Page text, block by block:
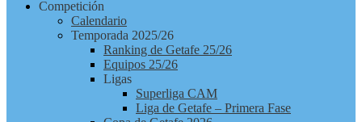
Competición
Calendario
Temporada 2025/26
Ranking de Getafe 25/26
Equipos 25/26
Ligas
Superliga CAM
Liga de Getafe – Primera Fase